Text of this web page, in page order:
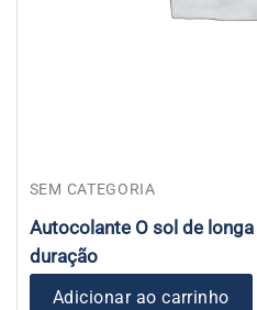
SEM CATEGORIA
Autocolante O sol de longa
duração
Adicionar ao carrinho